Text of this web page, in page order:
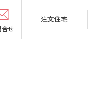
合せ
注文住宅